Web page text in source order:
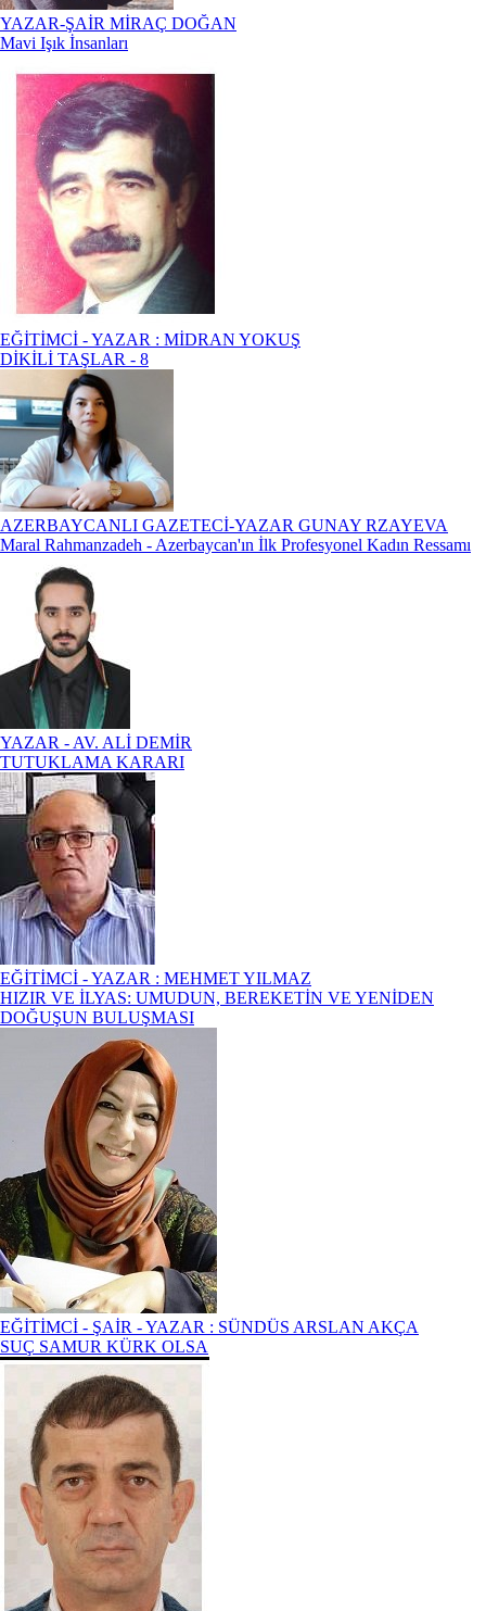
YAZAR-ŞAİR MİRAÇ DOĞAN
Mavi Işık İnsanları
EĞİTİMCİ - YAZAR : MİDRAN YOKUŞ
DİKİLİ TAŞLAR - 8
AZERBAYCANLI GAZETECİ-YAZAR GUNAY RZAYEVA
Maral Rahmanzadeh - Azerbaycan'ın İlk Profesyonel Kadın Ressamı
YAZAR - AV. ALİ DEMİR
TUTUKLAMA KARARI
EĞİTİMCİ - YAZAR : MEHMET YILMAZ
HIZIR VE İLYAS: UMUDUN, BEREKETİN VE YENİDEN
DOĞUŞUN BULUŞMASI
EĞİTİMCİ - ŞAİR - YAZAR : SÜNDÜS ARSLAN AKÇA
SUÇ SAMUR KÜRK OLSA